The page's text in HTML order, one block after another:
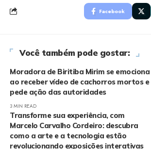
Facebook
Você também pode gostar:
Moradora de Biritiba Mirim se emociona
ao receber vídeo de cachorros mortos e
pede ação das autoridades
3 MIN READ
Transforme sua experiência, com
Marcelo Carvalho Cordeiro: descubra
como a arte e a tecnologia estão
revolucionando exposições interativas